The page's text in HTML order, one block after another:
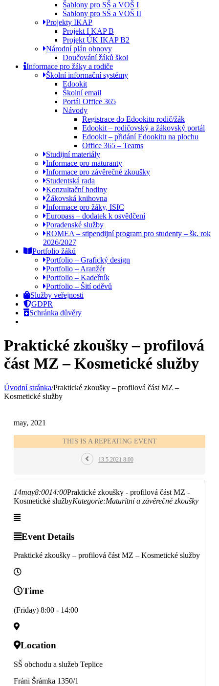
Šablony pro SŠ a VOŠ I
Šablony pro SŠ a VOŠ II
Projekty IKAP
Projekt I KAP B
Projekt ÚK IKAP B2
Národní plán obnovy
Doučování žáků škol
Informace pro žáky a rodiče
Školní informační systémy
Edookit
Školní email
Portál Office 365
Návody
Registrace do Edookitu rodič/žák
Edookit – rodičovský a žákovský portál
Edookit – přidání Edookitu na plochu
Office 365 – Teams
Studijní materiály
Informace pro maturanty
Informace pro závěrečné zkoušky
Studentská rada
Konzultační hodiny
Žákovská knihovna
Informace pro žáky, ISIC
Europass – dodatek k osvědčení
Poradenské služby
ROMEA – stipendijní program pro studenty – šk. rok
2026/2027
Portfolio žáků
Portfolio – Grafický design
Portfolio – Aranžér
Portfolio – Kadeřník
Portfolio – Šití oděvů
Služby veřejnosti
GDPR
Schránka důvěry
Praktické zkoušky – profilová
část MZ – Kosmetické služby
Úvodní stránka/Praktické zkoušky – profilová část MZ –
Kosmetické služby
may, 2021
THIS IS A REPEATING EVENT
13.5.2021 8:00
14may8:0014:00Praktické zkoušky - profilová část MZ -
Kosmetické službyKategorie:Maturitní a závěrečné zkoušky
Event Details
Praktické zkoušky – profilová část MZ – Kosmetické služby
Time
(Friday) 8:00 - 14:00
Location
SŠ obchodu a služeb Teplice
Fráni Šrámka 1350/1